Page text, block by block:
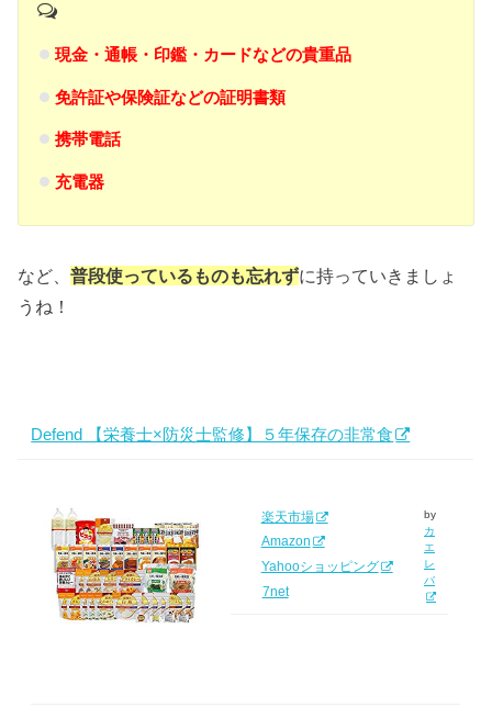
現金・通帳・印鑑・カードなどの貴重品
免許証や保険証などの証明書類
携帯電話
充電器
など、普段使っているものも忘れずに持っていきましょ
うね！
Defend 【栄養士×防災士監修】５年保存の非常食
楽天市場
Amazon
Yahooショッピング
7net
by
カ
エ
レ
バ